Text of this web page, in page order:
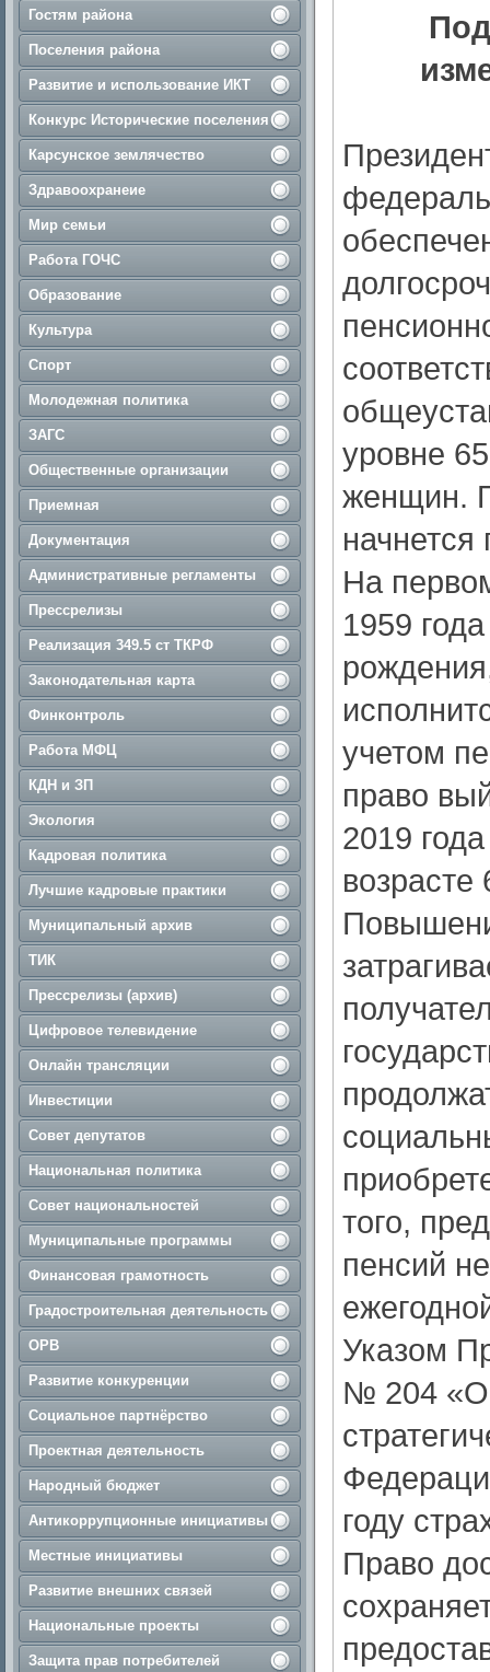
Гостям района
Поселения района
Развитие и использование ИКТ
Конкурс Исторические поселения
Карсунское землячество
Здравоохранеие
Мир семьи
Работа ГОЧС
Образование
Культура
Спорт
Молодежная политика
ЗАГС
Общественные организации
Приемная
Документация
Административные регламенты
Прессрелизы
Реализация 349.5 ст ТКРФ
Законодательная карта
Финконтроль
Работа МФЦ
КДН и ЗП
Экология
Кадровая политика
Лучшие кадровые практики
Муниципальный архив
ТИК
Прессрелизы (архив)
Цифровое телевидение
Онлайн трансляции
Инвестиции
Совет депутатов
Национальная политика
Совет национальностей
Муниципальные программы
Финансовая грамотность
Градостроительная деятельность
ОРВ
Развитие конкуренции
Социальное партнёрство
Проектная деятельность
Народный бюджет
Антикоррупционные инициативы
Местные инициативы
Развитие внешних связей
Национальные проекты
Защита прав потребителей
уровне
женщин.
начнется
На
1959
учетом
право
2019
возрасте
того,
пенсий
Указом
№ 204 «О
году
Право